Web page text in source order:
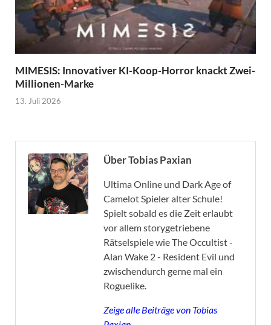
MIMESIS: Innovativer KI-Koop-Horror knackt Zwei-
Millionen-Marke
13. Juli 2026
Über Tobias Paxian
Ultima Online und Dark Age of
Camelot Spieler alter Schule!
Spielt sobald es die Zeit erlaubt
vor allem storygetriebene
Rätselspiele wie The Occultist -
Alan Wake 2 - Resident Evil und
zwischendurch gerne mal ein
Roguelike.
Zeige alle Beiträge von Tobias